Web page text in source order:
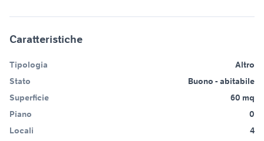
Caratteristiche
Tipologia
Altro
Stato
Buono - abitabile
Superficie
60 mq
Piano
0
Locali
4